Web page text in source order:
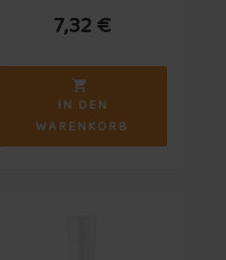
7,32 €

IN DEN
WARENKORB